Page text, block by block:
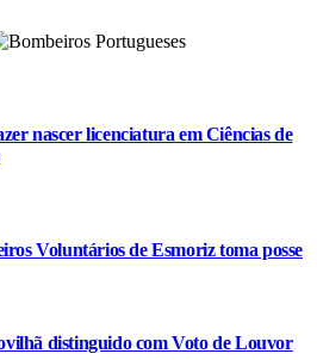
nascer licenciatura em Ciências de
Voluntários de Esmoriz toma posse
distinguido com Voto de Louvor